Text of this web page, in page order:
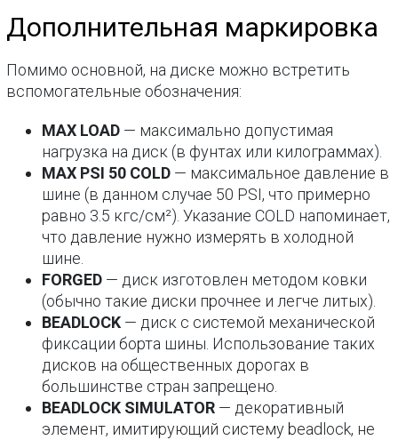
Дополнительная маркировка
Помимо основной, на диске можно встретить
вспомогательные обозначения:
MAX LOAD — максимально допустимая
нагрузка на диск (в фунтах или килограммах).
MAX PSI 50 COLD — максимальное давление в
шине (в данном случае 50 PSI, что примерно
равно 3.5 кгс/см²). Указание COLD напоминает,
что давление нужно измерять в холодной
шине.
FORGED — диск изготовлен методом ковки
(обычно такие диски прочнее и легче литых).
BEADLOCK — диск с системой механической
фиксации борта шины. Использование таких
дисков на общественных дорогах в
большинстве стран запрещено.
BEADLOCK SIMULATOR — декоративный
элемент, имитирующий систему beadlock, не